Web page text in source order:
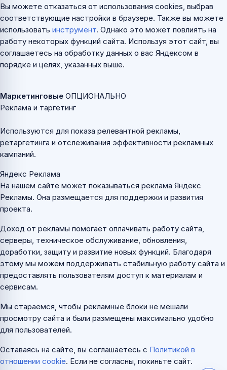
Вы можете отказаться от использования cookies, выбрав
соответствующие настройки в браузере. Также вы можете
использовать инструмент. Однако это может повлиять на
работу некоторых функций сайта. Используя этот сайт, вы
соглашаетесь на обработку данных о вас Яндексом в
порядке и целях, указанных выше.
Маркетинговые ОПЦИОНАЛЬНО
Реклама и таргетинг
Используются для показа релевантной рекламы,
ретаргетинга и отслеживания эффективности рекламных
кампаний.
Яндекс Реклама
На нашем сайте может показываться реклама Яндекс
Рекламы. Она размещается для поддержки и развития
проекта.
Доход от рекламы помогает оплачивать работу сайта,
серверы, техническое обслуживание, обновления,
доработки, защиту и развитие новых функций. Благодаря
этому мы можем поддерживать стабильную работу сайта и
предоставлять пользователям доступ к материалам и
сервисам.
Мы стараемся, чтобы рекламные блоки не мешали
просмотру сайта и были размещены максимально удобно
для пользователей.
Оставаясь на сайте, вы соглашаетесь с Политикой в
отношении cookie. Если не согласны, покиньте сайт.